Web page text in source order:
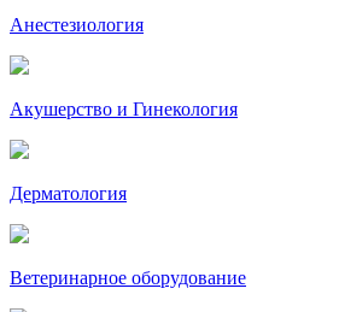
Анестезиология
Акушерство и Гинекология
Дерматология
Ветеринарное оборудование